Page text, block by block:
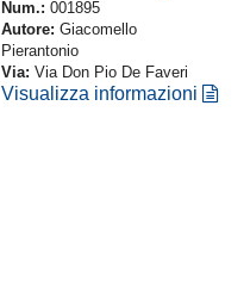
Num.: 001895
Autore: Giacomello
Pierantonio
Via: Via Don Pio De Faveri
Visualizza informazioni